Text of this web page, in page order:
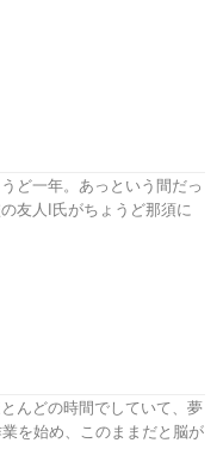
ど一年。あっという間だっ
友人I氏がちょうど那須に
んどの時間でしていて、夢
を始め、このままだと脳が